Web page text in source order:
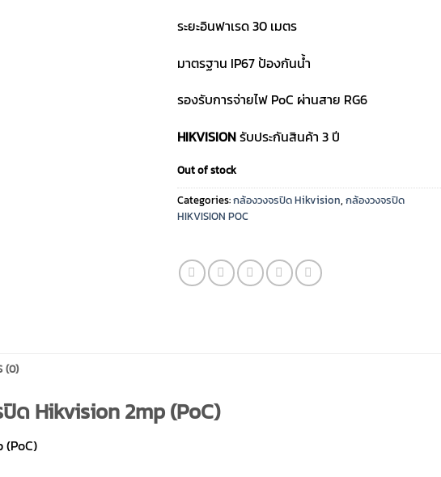
ระยะอินฟาเรด 30 เมตร
มาตรฐาน IP67 ป้องกันน้ำ
รองรับการจ่ายไฟ PoC ผ่านสาย RG6
HIKVISIONรับประกันสินค้า 3 ปี
Out of stock
Categories:กล้องวงจรปิด Hikvision, กล้องวงจรปิด
HIKVISION POC
(0)
ด Hikvision 2mp (PoC)
(PoC)